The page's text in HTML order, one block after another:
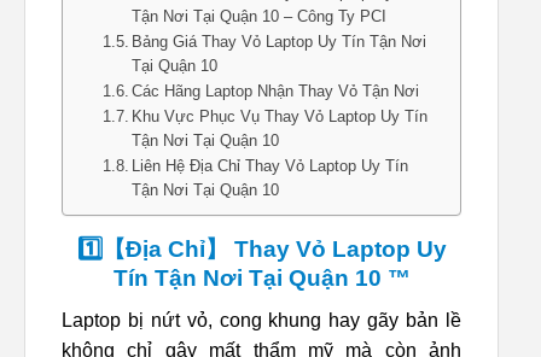
Tận Nơi Tại Quận 10 – Công Ty PCI
Bảng Giá Thay Vỏ Laptop Uy Tín Tận Nơi
Tại Quận 10
Các Hãng Laptop Nhận Thay Vỏ Tận Nơi
Khu Vực Phục Vụ Thay Vỏ Laptop Uy Tín
Tận Nơi Tại Quận 10
Liên Hệ Địa Chỉ Thay Vỏ Laptop Uy Tín
Tận Nơi Tại Quận 10
1️⃣【Địa Chỉ】 Thay Vỏ Laptop Uy
Tín Tận Nơi Tại Quận 10 ™
Laptop bị nứt vỏ, cong khung hay gãy bản lề
không chỉ gây mất thẩm mỹ mà còn ảnh